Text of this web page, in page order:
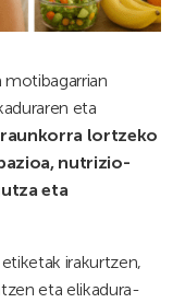
eta
lortzeko
nutrizio-
eta
irakurtzen,
eta elikadura-